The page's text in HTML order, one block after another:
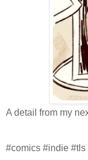
A detail from my
#comics #indie